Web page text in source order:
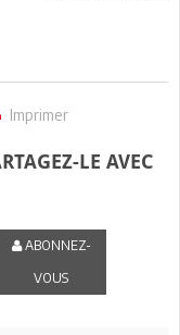
Imprimer
LE AVEC
ABONNEZ-
VOUS